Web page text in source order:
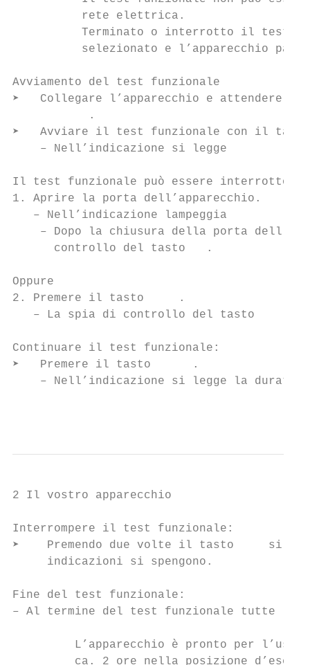
          rete elettrica.
Terminato o interrotto il test
selezionato e l’apparecchio
Avviamento del test funzionale
➤   Collegare l’apparecchio e attendere
           .
➤   Avviare il test funzionale con il
    – Nell’indicazione si legge          .
Il test funzionale può essere interrotto in
1. Aprire la porta dell’apparecchio.
– Nell’indicazione lampeggia
– Dopo la chiusura della porta
      controllo del tasto   .
Oppure
2. Premere il tasto     .
– La spia di controllo del tasto
Continuare il test funzionale:
➤   Premere il tasto      .
– Nell’indicazione si legge la durata
2 Il vostro apparecchio
Interrompere il test funzionale:
➤    Premendo due volte il tasto     si
     indicazioni si spengono.
Fine del test funzionale:
– Al termine del test funzionale tutte le
L’apparecchio è pronto per l’uso
ca. 2 ore nella posizione